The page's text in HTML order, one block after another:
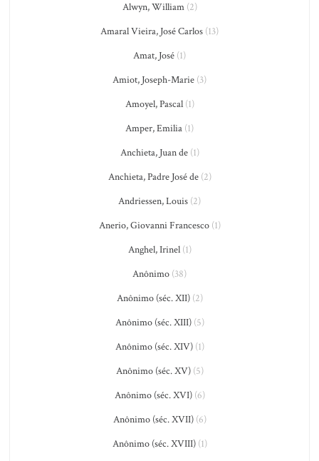
Alwyn, William(2)
Amaral Vieira, José Carlos (13)
Amat, José (1)
Amiot, Joseph-Marie (3)
Amoyel, Pascal(1)
Amper, Emilia (1)
Anchieta, Juan de(1)
Anchieta, Padre José de(2)
Andriessen, Louis (2)
Anerio, Giovanni Francesco(1)
Anghel, Irinel(1)
Anônimo (38)
Anônimo (séc. XII)(2)
Anônimo (séc. XIII)(5)
Anônimo (séc. XIV)(1)
Anônimo (séc. XV)(5)
Anônimo (séc. XVI)(6)
Anônimo (séc. XVII)(6)
Anônimo (séc. XVIII)(1)